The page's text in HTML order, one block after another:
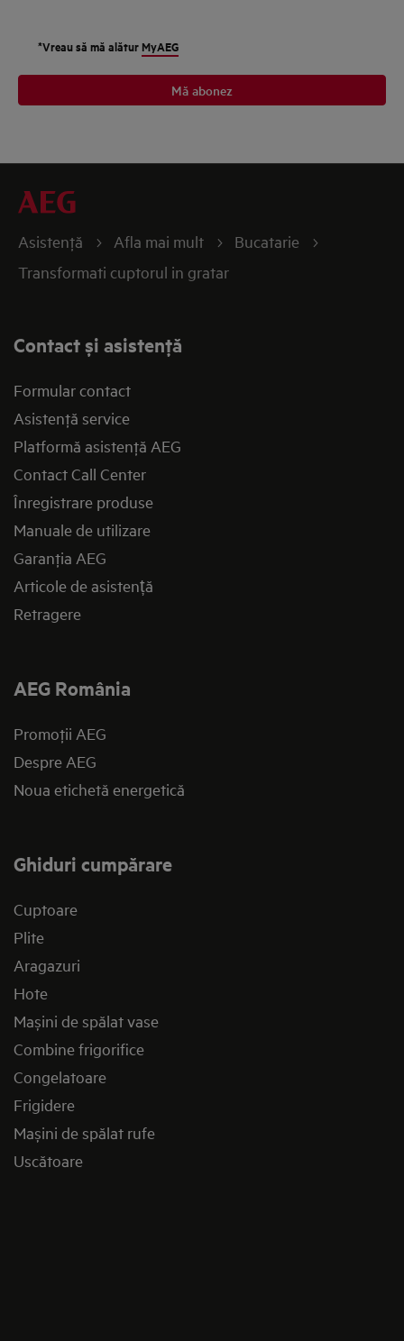
*Vreau să mă alătur MyAEG
Mă abonez
Asistenţă Afla mai mult
Bucatarie
Transformati cuptorul in gratar
Contact și asistenţă
Formular contact
Asistenţă service
Platformă asistenţă AEG
Contact Call Center
Înregistrare produse
Manuale de utilizare
Garanţia AEG
Articole de asistență
Retragere
AEG România
Promoţii AEG
Despre AEG
Noua etichetă energetică
Ghiduri cumpărare
Cuptoare
Plite
Aragazuri
Hote
Mașini de spălat vase
Combine frigorifice
Congelatoare
Frigidere
Mașini de spălat rufe
Uscătoare